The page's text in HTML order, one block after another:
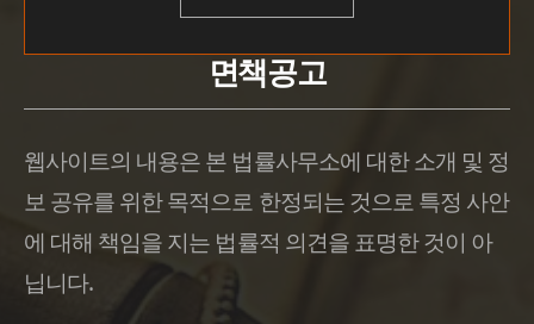
면책공고
웹사이트의 내용은 본 법률사무소에 대한 소개 및 정
보 공유를 위한 목적으로 한정되는 것으로 특정 사안
에 대해 책임을 지는 법률적 의견을 표명한 것이 아
닙니다.